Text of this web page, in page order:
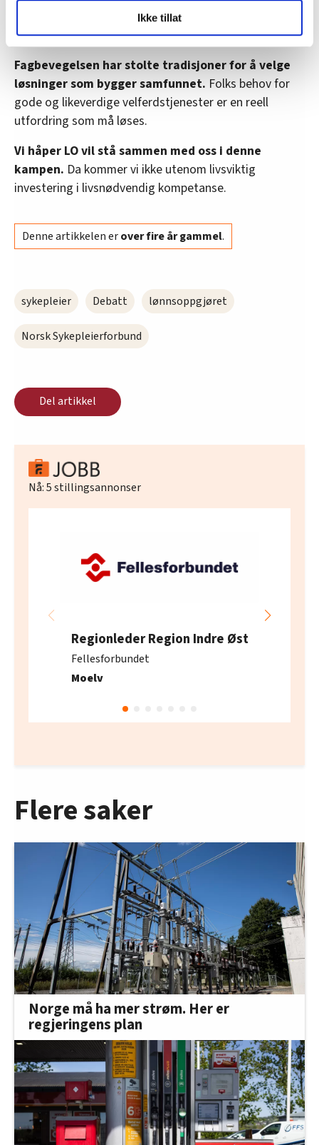
LO Medias publikasjoner frifagbevegelse.no, hk-nytt.no
og fontene.no bruker informasjonskapsler (cookies) for å
lære hvordan våre nettsider blir brukt slik at vi tilby
statistikk.
Vi deler bare informasjon om hvordan du bruker
nettstedet med LO Medias egne samarbeidspartnere
innenfor analyse og annonsering. Disse er angitt i
Ikke tillat
press enn noen gang. Hvis frontfaget skal beholde sin
legitimitet må det trygge samfunnet, ikke status quo.
Fagbevegelsen har stolte tradisjoner for å velge
løsninger som bygger samfunnet. Folks behov for
gode og likeverdige velferdstjenester er en reell
utfordring som må løses.
Vi håper LO vil stå sammen med oss i denne
kampen. Da kommer vi ikke utenom livsviktig
investering i livsnødvendig kompetanse.
Denne artikkelen erover fire år gammel.
sykepleier Debatt lønnsoppgjøret
Norsk Sykepleierforbund
Del artikkel
Nå:5stillingsannonser
Regionleder Region Indre Øst
Fellesforbundet
Moelv
Flere saker
Norge må ha mer strøm. Her er
regjeringens plan